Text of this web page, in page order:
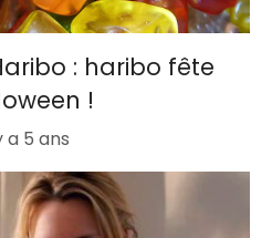
: haribo fête
!
a 5 ans